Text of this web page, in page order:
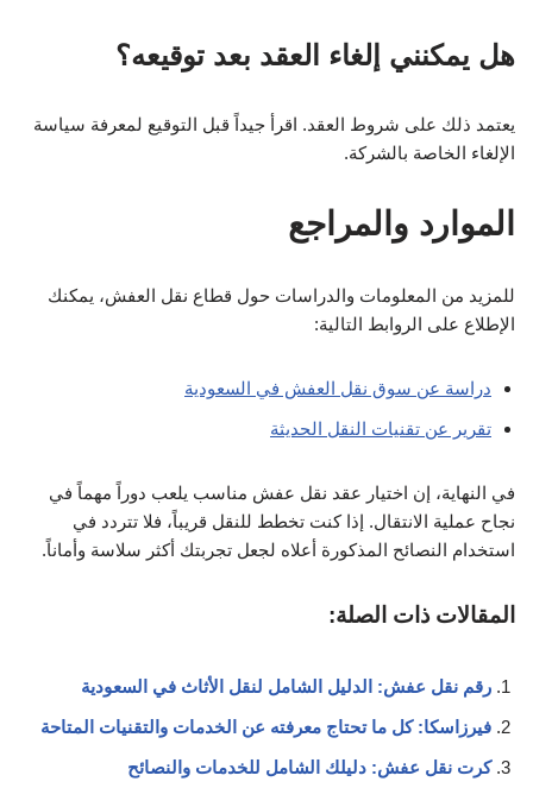
هل يمكنني إلغاء العقد بعد توقيعه؟
يعتمد ذلك على شروط العقد. اقرأ جيداً قبل التوقيع لمعرفة سياسة
الإلغاء الخاصة بالشركة.
الموارد والمراجع
للمزيد من المعلومات والدراسات حول قطاع نقل العفش، يمكنك
الإطلاع على الروابط التالية:
دراسة عن سوق نقل العفش في السعودية
تقرير عن تقنيات النقل الحديثة
في النهاية، إن اختيار عقد نقل عفش مناسب يلعب دوراً مهماً في
نجاح عملية الانتقال. إذا كنت تخطط للنقل قريباً، فلا تتردد في
استخدام النصائح المذكورة أعلاه لجعل تجربتك أكثر سلاسة وأماناً.
المقالات ذات الصلة:
رقم نقل عفش: الدليل الشامل لنقل الأثاث في السعودية
فيرزاسكا: كل ما تحتاج معرفته عن الخدمات والتقنيات المتاحة
كرت نقل عفش: دليلك الشامل للخدمات والنصائح